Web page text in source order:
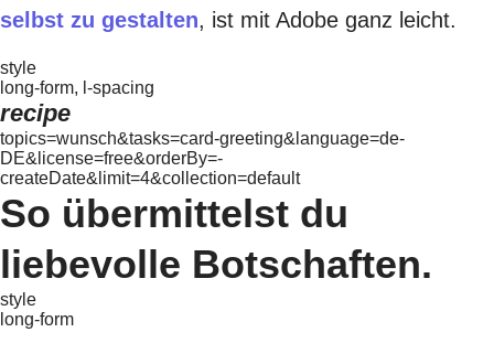
selbst zu gestalten, ist mit Adobe ganz leicht.
style
long-form, l-spacing
recipe
topics=wunsch&tasks=card-greeting&language=de-
DE&license=free&orderBy=-
createDate&limit=4&collection=default
So übermittelst du
liebevolle Botschaften.
style
long-form